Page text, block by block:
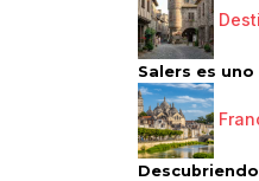
Salers es